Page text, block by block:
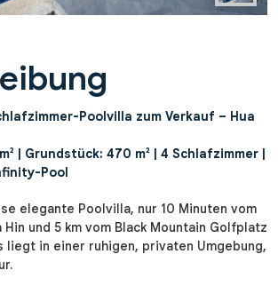
Poolvilla zum Verkauf – Hua
| Grundstück: 470 m² | 4 Schlafzimmer |
Pool
elegante Poolvilla, nur 10 Minuten vom
und 5 km vom Black Mountain Golfplatz
liegt in einer ruhigen, privaten Umgebung,